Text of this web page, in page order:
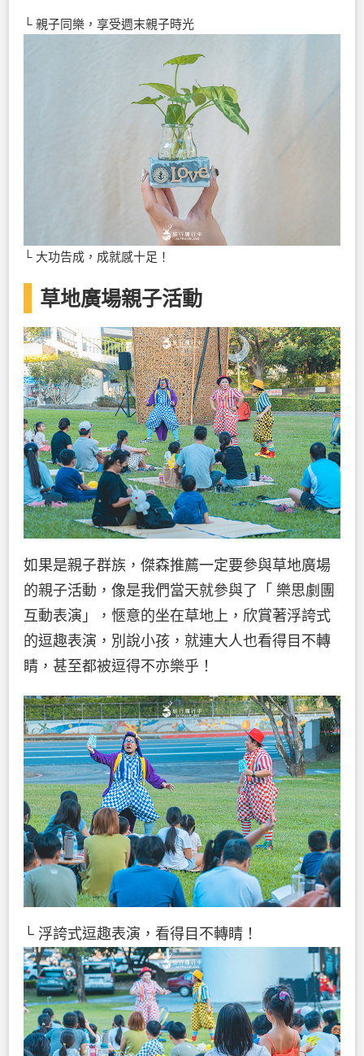
└ 親子同樂，享受週末親子時光
└ 大功告成，成就感十足！
草地廣場親子活動
如果是親子群族，傑森推薦一定要參與草地廣場
的親子活動，像是我們當天就參與了「 樂思劇團
互動表演」，愜意的坐在草地上，欣賞著浮誇式
的逗趣表演，別說小孩，就連大人也看得目不轉
睛，甚至都被逗得不亦樂乎！
└ 浮誇式逗趣表演，看得目不轉睛！